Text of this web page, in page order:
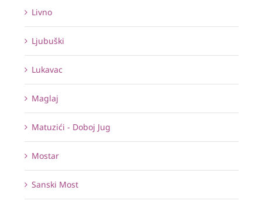
Livno
Ljubuški
Lukavac
Maglaj
Matuzići - Doboj Jug
Mostar
Sanski Most